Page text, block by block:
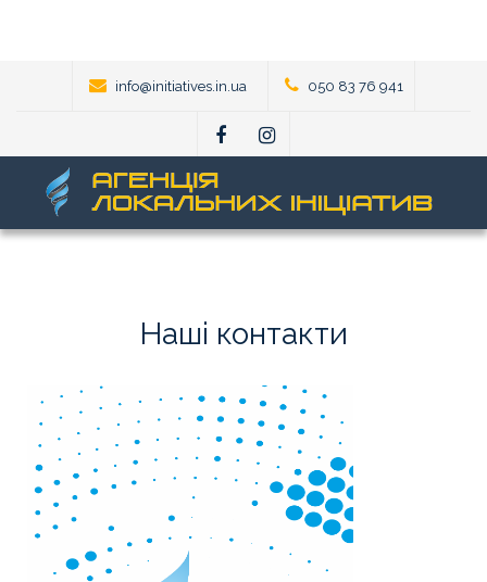
info@initiatives.in.ua 050 83 76 941
Наші контакти